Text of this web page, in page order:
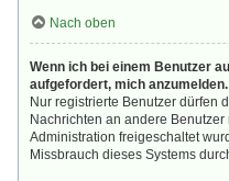
Nach oben
Wenn ich bei einem Benutzer
aufgefordert, mich anzumelden.
Nur registrierte Benutzer dürfen
Nachrichten an andere
Administration freigeschaltet
Missbrauch dieses Systems